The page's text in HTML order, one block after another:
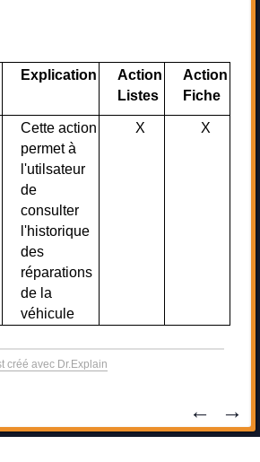
Explication
Action
Listes
Action
Fiche
Cette action
permet à
l'utilsateur
de
consulter
l'historique
des
réparations
de la
véhicule
X X
créé avec Dr.Explain